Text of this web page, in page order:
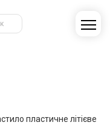
пластичне літієве